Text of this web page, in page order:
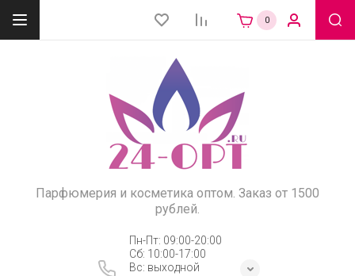
0
Парфюмерия и косметика оптом. Заказ от 1500
рублей.
Пн-Пт: 09:00-20:00
Сб: 10:00-17:00
Вс: выходной